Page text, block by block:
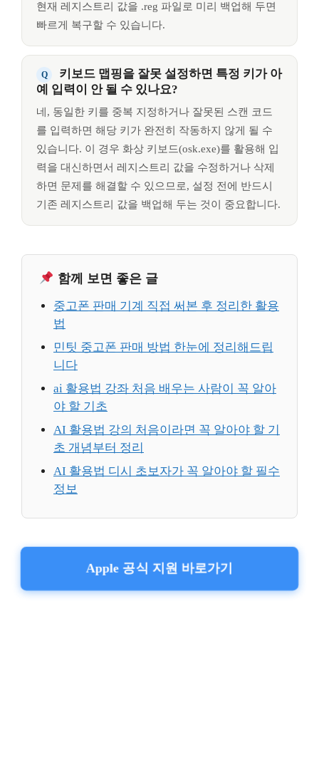
현재 레지스트리 값을 .reg 파일로 미리 백업해 두면
빠르게 복구할 수 있습니다.
키보드 맵핑을 잘못 설정하면 특정 키가 아
예 입력이 안 될 수 있나요?
네, 동일한 키를 중복 지정하거나 잘못된 스캔 코드
를 입력하면 해당 키가 완전히 작동하지 않게 될 수
있습니다. 이 경우 화상 키보드(osk.exe)를 활용해 입
력을 대신하면서 레지스트리 값을 수정하거나 삭제
하면 문제를 해결할 수 있으므로, 설정 전에 반드시
기존 레지스트리 값을 백업해 두는 것이 중요합니다.
함께 보면 좋은 글
중고폰 판매 기계 직접 써본 후 정리한 활용
법
민팃 중고폰 판매 방법 한눈에 정리해드립
니다
ai 활용법 강좌 처음 배우는 사람이 꼭 알아
야 할 기초
AI 활용법 강의 처음이라면 꼭 알아야 할 기
초 개념부터 정리
AI 활용법 디시 초보자가 꼭 알아야 할 필수
정보
Apple 공식 지원 바로가기